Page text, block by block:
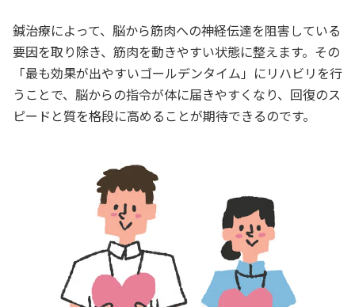
鍼治療によって、脳から筋肉への神経伝達を阻害している
要因を取り除き、筋肉を動きやすい状態に整えます。その
「最も効果が出やすいゴールデンタイム」にリハビリを行
うことで、脳からの指令が体に届きやすくなり、回復のス
ピードと質を格段に高めることが期待できるのです。